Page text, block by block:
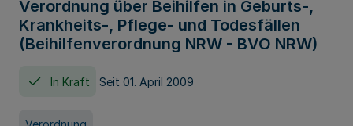
Verordnung über Beihilfen in Geburts-,
Krankheits-, Pflege- und Todesfällen
(Beihilfenverordnung NRW - BVO NRW)
In Kraft Seit 01. April 2009